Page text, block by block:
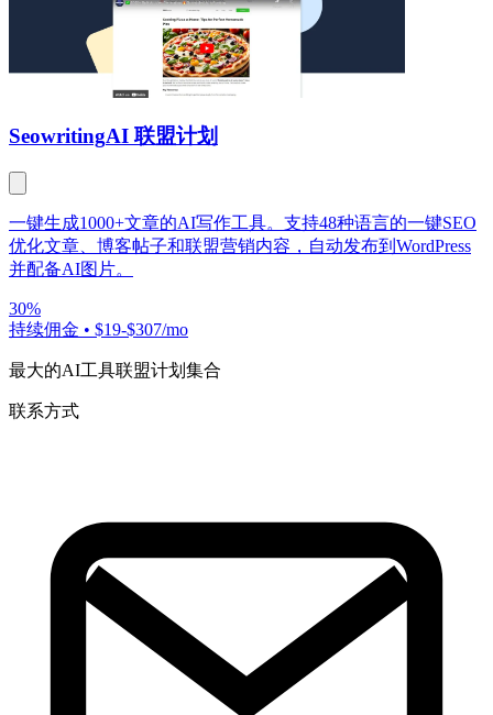
SeowritingAI 联盟计划
一键生成1000+文章的AI写作工具。支持48种语言的一键SEO
优化文章、博客帖子和联盟营销内容，自动发布到WordPress
并配备AI图片。
30%
持续佣金 • $19-$307/mo
最大的AI工具联盟计划集合
联系方式